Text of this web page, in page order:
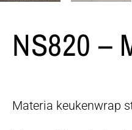
NS820 –
Materia keukenwrap